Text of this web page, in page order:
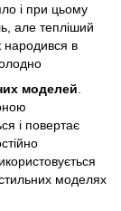
і при цьому
але тепліший
народився в
моделей
і повертає
моделях